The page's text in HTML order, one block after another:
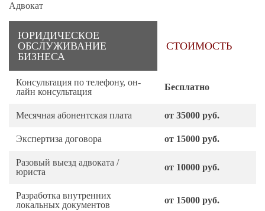
Адвокат
ЮРИДИЧЕСКОЕ
ОБСЛУЖИВАНИЕ
БИЗНЕСА
СТОИМОСТЬ
Консультация по телефону, он-
лайн консультация
Бесплатно
Месячная абонентская плата от 35000 руб.
Экспертиза договора от 15000 руб.
Разовый выезд адвоката /
юриста
от 10000 руб.
Разработка внутренних
локальных документов
от 15000 руб.